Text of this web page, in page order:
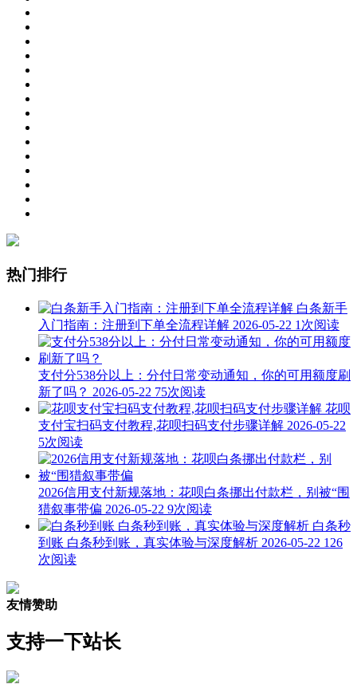
热门排行
白条新手
入门指南：注册到下单全流程详解 2026-05-22 1次阅读
支付分538分以上：分付日常变动通知，你的可用额度刷
新了吗？ 2026-05-22 75次阅读
花呗
支付宝扫码支付教程,花呗扫码支付步骤详解 2026-05-22
5次阅读
2026信用支付新规落地：花呗白条挪出付款栏，别被“围
猎叙事带偏 2026-05-22 9次阅读
白条秒
到账 白条秒到账，真实体验与深度解析 2026-05-22 126
次阅读
友情赞助
支持一下站长